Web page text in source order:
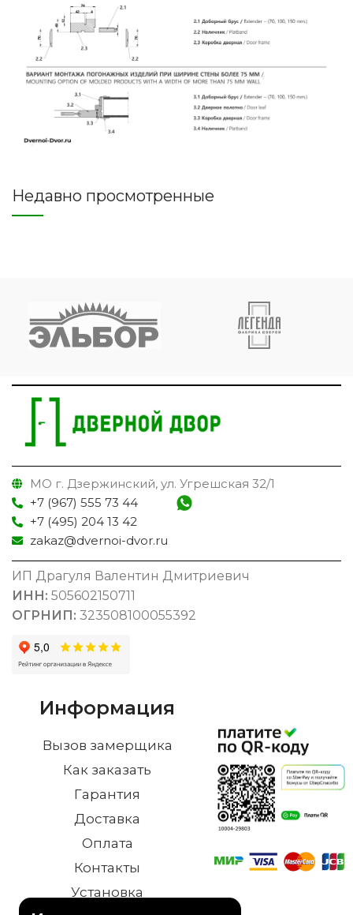
Недавно просмотренные
МО г. Дзержинский, ул. Угрешская 32/1
+7 (967) 555 73 44
+7 (495) 204 13 42
zakaz@dvernoi-dvor.ru
ИП Драгуля Валентин Дмитриевич
ИНН: 505602150711
ОГРНИП: 323508100055392
Информация
Вызов замерщика
Как заказать
Гарантия
Доставка
Оплата
Контакты
Установка